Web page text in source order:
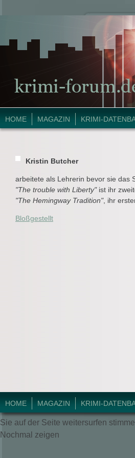
HOME MAGAZIN KRIMI-
Kristin Butcher
arbeitete als Lehrerin bevor sie das
"The trouble with Liberty"ist ihr
"The Hemingway Tradition", ihr
Bloßgestellt
HOME MAGAZIN KRIMI-
© 2018 Krimi-Forum.
Sie auf der Seite weitersurfen
Nochmal zeigen